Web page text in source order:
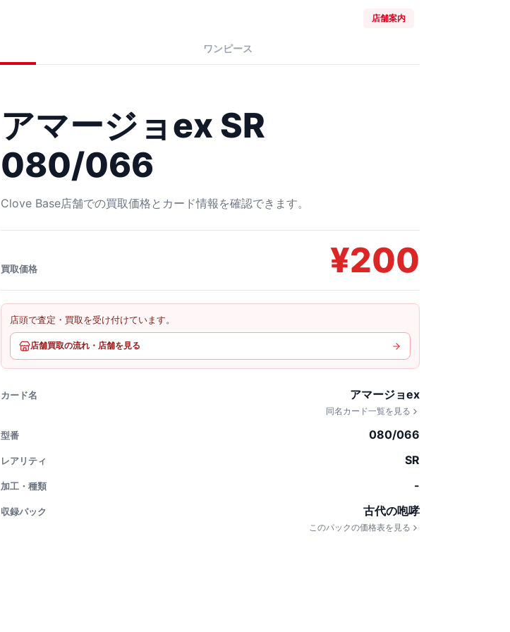
店舗案内
ワンピース
アマージョex SR
080/066
Clove Base店舗での買取価格とカード情報を確認できます。
買取価格 ¥200
店頭で査定・買取を受け付けています。
店舗買取の流れ・店舗を見る
カード名 アマージョex
同名カード一覧を見る
型番 080/066
レアリティ SR
加工・種類 -
収録パック 古代の咆哮
このパックの価格表を見る